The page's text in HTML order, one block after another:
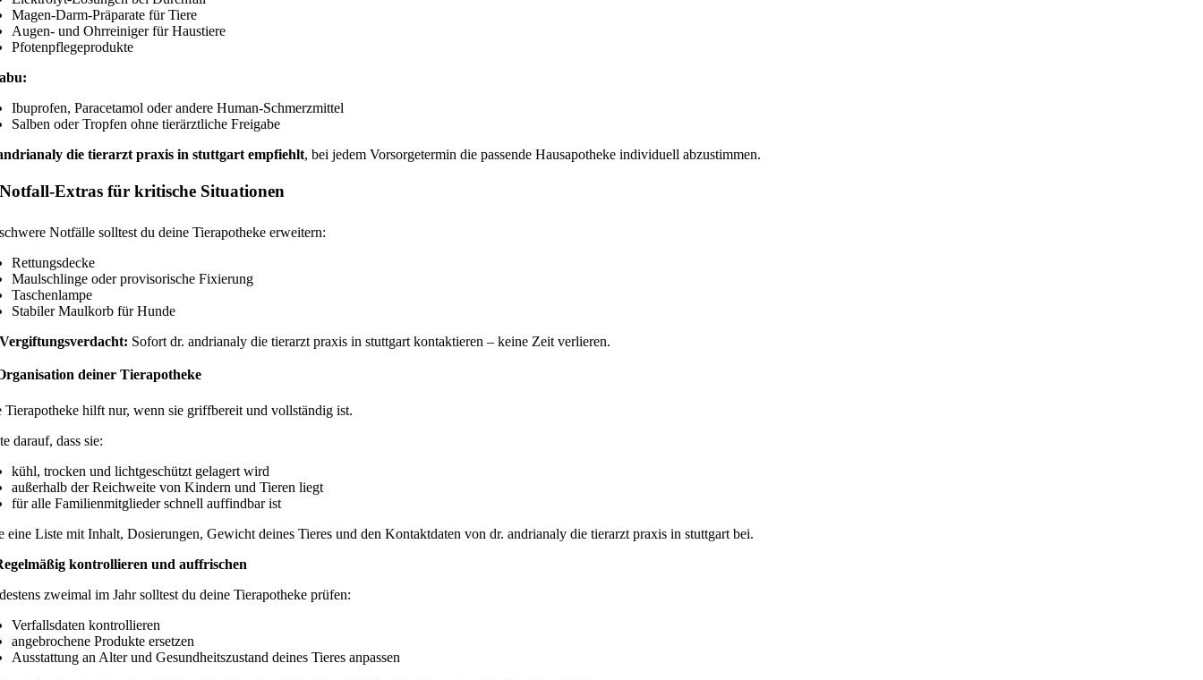
Magen-Darm-Präparate für Tiere
Augen- und Ohrreiniger für Haustiere
Pfotenpflegeprodukte
Ibuprofen, Paracetamol oder andere Human-Schmerzmittel
Salben oder Tropfen ohne tierärztliche Freigabe
die tierarzt praxis in stuttgart empfiehlt, bei jedem Vorsorgetermin die passende Hausapotheke individuell abzustimmen.
Extras für kritische Situationen
Notfälle solltest du deine Tierapotheke erweitern:
Rettungsdecke
Maulschlinge oder provisorische Fixierung
Taschenlampe
Stabiler Maulkorb für Hunde
Sofort dr. andrianaly die tierarzt praxis in stuttgart kontaktieren – keine Zeit verlieren.
deiner Tierapotheke
Tierapotheke hilft nur, wenn sie griffbereit und vollständig ist.
darauf, dass sie:
kühl, trocken und lichtgeschützt gelagert wird
außerhalb der Reichweite von Kindern und Tieren liegt
für alle Familienmitglieder schnell auffindbar ist
eine Liste mit Inhalt, Dosierungen, Gewicht deines Tieres und den Kontaktdaten von dr. andrianaly die tierarzt praxis in stuttgart bei.
kontrollieren und auffrischen
zweimal im Jahr solltest du deine Tierapotheke prüfen:
Verfallsdaten kontrollieren
angebrochene Produkte ersetzen
Ausstattung an Alter und Gesundheitszustand deines Tieres anpassen